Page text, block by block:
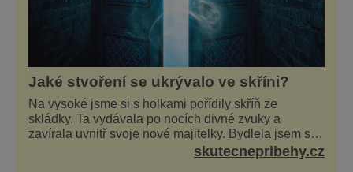
Jaké stvoření se ukrývalo ve skříni?
Na vysoké jsme si s holkami pořídily skříň ze
skládky. Ta vydávala po nocích divné zvuky a
zavírala uvnitř svoje nové majitelky. Bydlela jsem se
dvěma kamarádkami a bavilo nás zvelebovat si náš
byt. Skoro denně jsme tahaly domů různé kousky od
skutecnepribehy.cz